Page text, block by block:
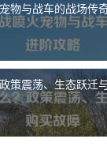
物与战车的战场传
策震荡、生态跃迁